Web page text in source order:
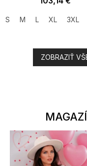
S M L XL 3XL
ZOBRAZIŤ